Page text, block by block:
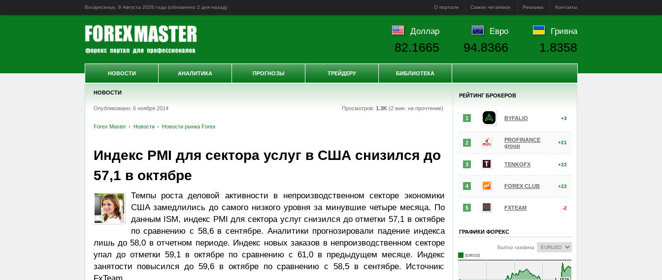
Воскресенье, 9 Августа 2026 года (обновлено 2 дня назад) О портале Самое читаемое Реклама Контакты
НОВОСТИ
Опубликовано: 6 ноября 2014 Просмотров: 1.3K(2 мин. на прочтение)
Forex Master Новости Новости рынка Forex
Индекс PMI для сектора услуг в США снизился до
57,1 в октябре
Темпы роста деловой активности в непроизводственном секторе экономики
США замедлились до самого низкого уровня за минувшие четыре месяца. По
данным ISM, индекс PMI для сектора услуг снизился до отметки 57,1 в октябре
по сравнению с 58,6 в сентябре. Аналитики прогнозировали падение индекса
лишь до 58,0 в отчетном периоде. Индекс новых заказов в непроизводственном секторе
упал до отметки 59,1 в октябре по сравнению с 61,0 в предыдущем месяце. Индекс
занятости повысился до 59,6 в октябре по сравнению с 58,5 в сентябре. Источник:
FxTeam
РЕЙТИНГ БРОКЕРОВ
1 BYFALIO +3
2
PROFINANCE
group
+21
3 TENKOFX +22
4 FOREX CLUB +22
5 FXTEAM -2
ГРАФИКИ ФОРЕКС
Выбор графика
Доллар
82.1665
Евро
94.8366
Гривна
1.8358
НОВОСТИ АНАЛИТИКА ПРОГНОЗЫ ТРЕЙДЕРУ БИБЛИОТЕКА